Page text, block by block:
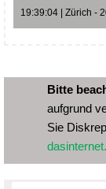
19:39:04 | Zürich -
Bitte
aufgrund
Sie